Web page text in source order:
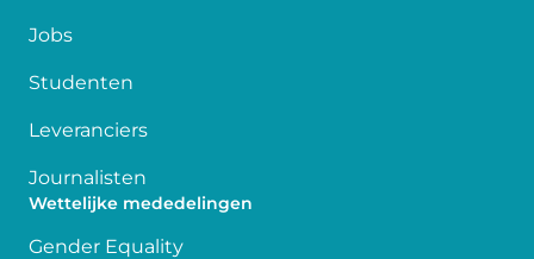
Jobs
Studenten
Leveranciers
Journalisten
Wettelijke mededelingen
Gender Equality